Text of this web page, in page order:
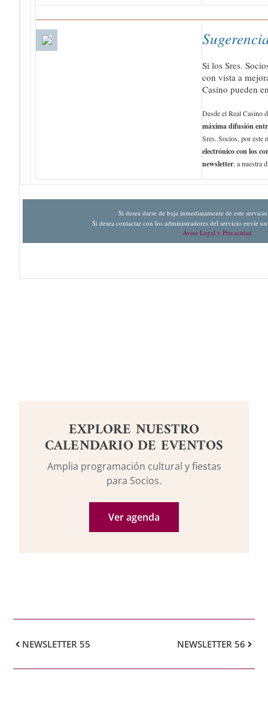
Si los Sres.
con vista a
Casino pueden
Desde el Real Casino
máxima difusión
Sres. Socios, por este
electrónico con los
newsletter, a nuestra
Si desea darse de baja inmediatamente de este
Si desea contactar con los administradores del servicio envíe
Aviso Legal y Privacidad
EXPLORE NUESTRO
CALENDARIO DE EVENTOS
Amplia programación cultural y fiestas
para Socios.
Ver agenda
NEWSLETTER 55 NEWSLETTER 56